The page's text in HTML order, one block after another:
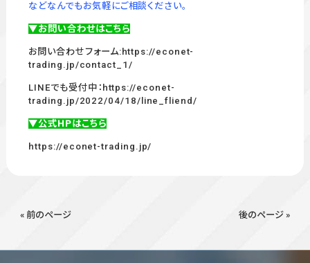
などなんでもお気軽にご相談ください。
▼お問い合わせはこちら
お問い合わせフォーム: https://econet-
trading.jp/contact_1/
LINEでも受付中： https://econet-
trading.jp/2022/04/18/line_fliend/
▼公式HPはこちら
https://econet-trading.jp/
« 前のページ 後のページ »